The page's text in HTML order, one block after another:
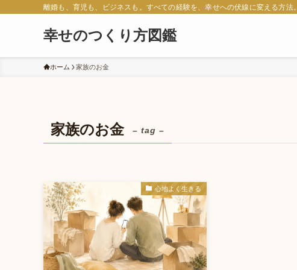
離婚も、育児も、ビジネスも。すべての経験を、幸せへの伏線に変える方法。
幸せのつくり方図鑑
ホーム 家族のお金
家族のお金 – tag –
心地よく生きる